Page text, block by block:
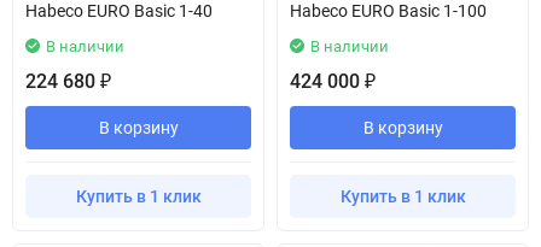
Habeco EURO Basic 1-40
В наличии
224 680 ₽
В корзину
Купить в 1 клик
Habeco EURO Basic 1-100
В наличии
424 000 ₽
В корзину
Купить в 1 клик